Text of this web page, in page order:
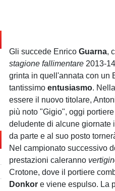
Gli succede EnricoGuarna,
stagione fallimentare 2013-
grinta in quell'annata con un
tantissimoentusiasmo.
essere il nuovo titolare,
più noto "Gigio", oggi
deludente di alcune giornate
da parte e al suo posto
Nel campionato successivo
prestazioni caleranno
Crotone, dove il portiere
Donkor e viene espulso. La